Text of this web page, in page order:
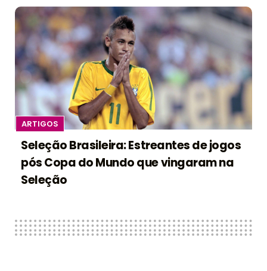
ARTIGOS
Seleção Brasileira: Estreantes de jogos
pós Copa do Mundo que vingaram na
Seleção